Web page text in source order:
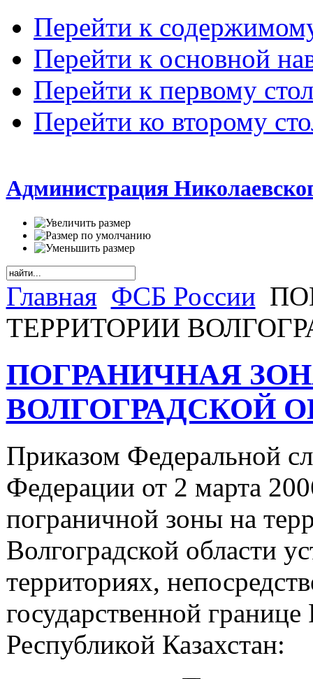
Перейти к
Перейти к основной
Перейти к первому
Перейти ко второму
Администрация
Главная ФСБ России
ТЕРРИТОРИИ
ПОГРАНИЧНАЯ
ВОЛГОГРАДСКОЙ
Приказом Федеральной
Федерации от 2 марта
пограничной зоны на
Волгоградской области
территориях,
государственной
Республикой Казахстан: